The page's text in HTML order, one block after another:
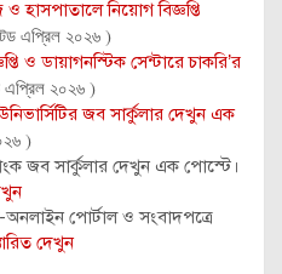
হাসপাতালে নিয়োগ বিজ্ঞপ্তি
এপ্রিল ২০২৬ )
ও ডায়াগনস্টিক সেন্টারে চাকরি’র
২০২৬ )
জব সার্কুলার দেখুন এক
)
জব সার্কুলার দেখুন এক পোস্টে।
অনলাইন পোর্টাল ও সংবাদপত্রে
দেখুন